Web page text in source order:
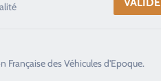
Française des Véhicules d'Epoque.